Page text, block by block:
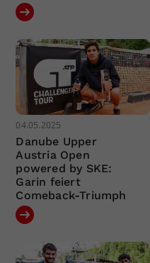
04.05.2025
Danube Upper
Austria Open
powered by SKE:
Garin feiert
Comeback-Triumph